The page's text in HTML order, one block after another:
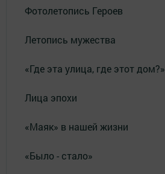
Фотолетопись Героев
Летопись мужества
«Где эта улица, где этот дом?»
Лица эпохи
«Маяк» в нашей жизни
«Было - стало»